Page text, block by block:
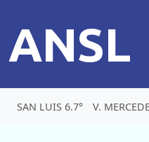
ANSL
SAN LUIS 6.7° V.